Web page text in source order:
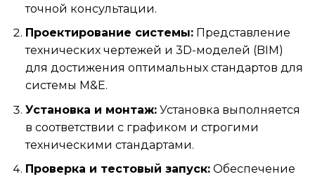
точной консультации.
Проектирование системы:Представление
технических чертежей и 3D-моделей (BIM)
для достижения оптимальных стандартов для
системы M&E.
Установка и монтаж:Установка выполняется
в соответствии с графиком и строгими
техническими стандартами.
Проверка и тестовый запуск:Обеспечение